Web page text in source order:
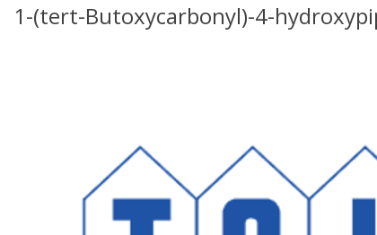
1-(tert-Butoxycarbonyl)-4-